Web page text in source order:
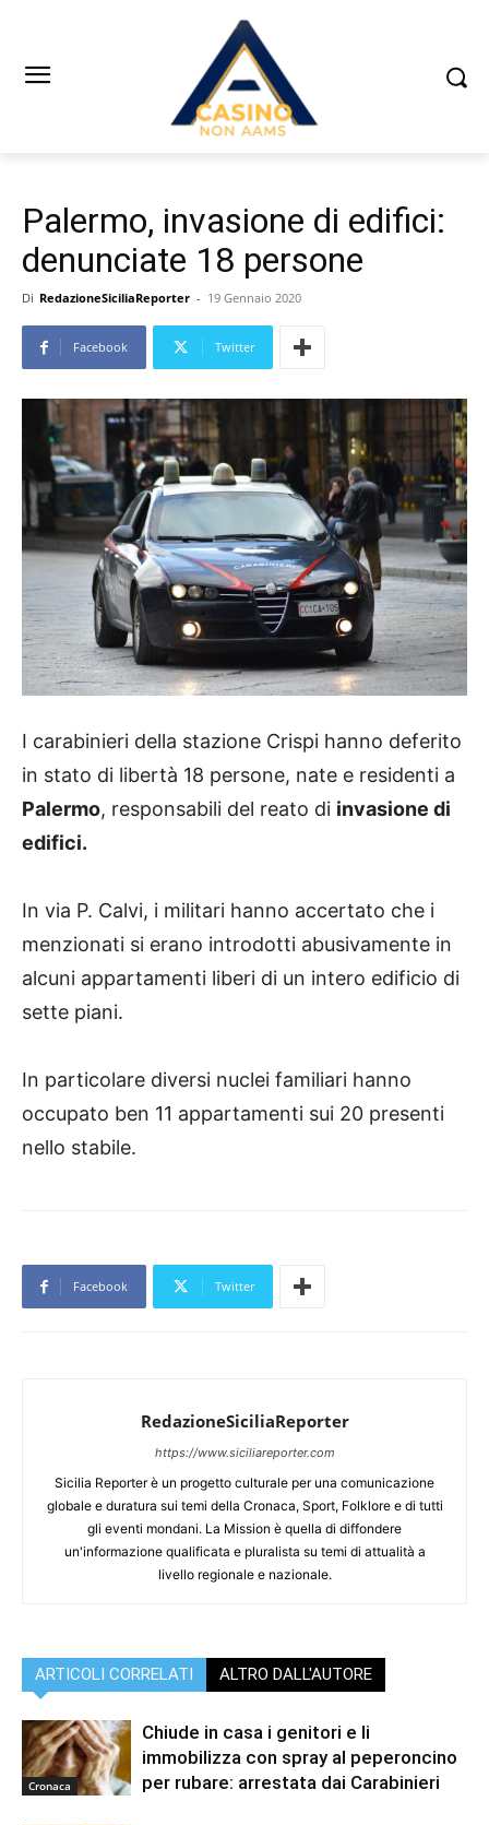
Palermo, invasione di edifici:
denunciate 18 persone
Di RedazioneSiciliaReporter - 19 Gennaio 2020
Facebook Twitter
I carabinieri della stazione Crispi hanno deferito
in stato di libertà 18 persone, nate e residenti a
Palermo, responsabili del reato di invasione di
edifici.
In via P. Calvi, i militari hanno accertato che i
menzionati si erano introdotti abusivamente in
alcuni appartamenti liberi di un intero edificio di
sette piani.
In particolare diversi nuclei familiari hanno
occupato ben 11 appartamenti sui 20 presenti
nello stabile.
Facebook Twitter
RedazioneSiciliaReporter
https://www.siciliareporter.com
Sicilia Reporter è un progetto culturale per una comunicazione
globale e duratura sui temi della Cronaca, Sport, Folklore e di tutti
gli eventi mondani. La Mission è quella di diffondere
un'informazione qualificata e pluralista su temi di attualità a
livello regionale e nazionale.
ARTICOLI CORRELATI ALTRO DALL'AUTORE
Cronaca
Chiude in casa i genitori e li
immobilizza con spray al peperoncino
per rubare: arrestata dai Carabinieri